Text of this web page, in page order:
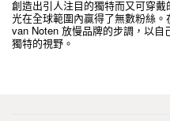
創造出引人注目的獨特而又可穿
光在全球範圍內贏得了無數粉絲
van Noten 放慢品牌的步調，以
獨特的視野。